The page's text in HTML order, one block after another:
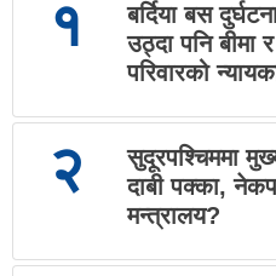
१
बर्दिया बस
उठ्दा पनि बीमा
परिवारको
२
सुदूरपश्चिममा
दाबी पक्का,
मन्त्रालय?